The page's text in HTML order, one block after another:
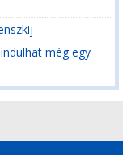
még egy